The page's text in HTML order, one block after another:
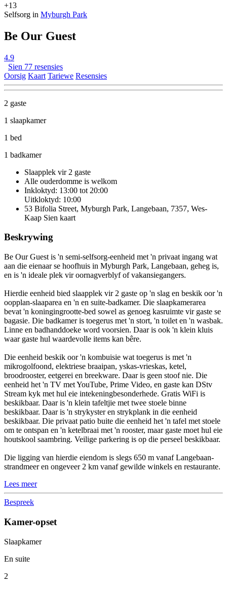
+13
Selfsorg in Myburgh Park
Be Our Guest
4.9
Sien 77 resensies
Oorsig Kaart Tariewe Resensies
2 gaste
1 slaapkamer
1 bed
1 badkamer
Slaapplek vir 2 gaste
Alle ouderdomme is welkom
Inkloktyd: 13:00 tot 20:00
Uitkloktyd: 10:00
53 Bifolia Street, Myburgh Park, Langebaan, 7357, Wes-
Kaap Sien kaart
Beskrywing
Be Our Guest is 'n semi-selfsorg-eenheid met 'n privaat ingang wat
aan die eienaar se hoofhuis in Myburgh Park, Langebaan, geheg is,
en is 'n ideale plek vir oornagverblyf of vakansiegangers.
Hierdie eenheid bied slaapplek vir 2 gaste op 'n slag en beskik oor 'n
oopplan-slaaparea en 'n en suite-badkamer. Die slaapkamerarea
bevat 'n koningingrootte-bed sowel as genoeg kasruimte vir gaste se
bagasie. Die badkamer is toegerus met 'n stort, 'n toilet en 'n wasbak.
Linne en badhanddoeke word voorsien. Daar is ook 'n klein kluis
waar gaste hul waardevolle items kan bêre.
Die eenheid beskik oor 'n kombuisie wat toegerus is met 'n
mikrogolfoond, elektriese braaipan, yskas-vrieskas, ketel,
broodrooster, eetgerei en breekware. Daar is geen stoof nie. Die
eenheid het 'n TV met YouTube, Prime Video, en gaste kan DStv
Stream kyk met hul eie intekeningbesonderhede. Gratis WiFi is
beskikbaar. Daar is 'n klein tafeltjie met twee stoele binne
beskikbaar. Daar is 'n strykyster en strykplank in die eenheid
beskikbaar. Die privaat patio buite die eenheid het 'n tafel met stoele
om te ontspan en 'n ketelbraai met 'n rooster, maar gaste moet hul eie
houtskool saambring. Veilige parkering is op die perseel beskikbaar.
Die ligging van hierdie eiendom is slegs 650 m vanaf Langebaan-
strandmeer en ongeveer 2 km vanaf gewilde winkels en restaurante.
Lees meer
Bespreek
Kamer-opset
Slaapkamer
En suite
2